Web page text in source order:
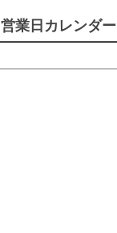
営業日カレンダー